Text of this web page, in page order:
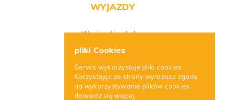
WYJAZDY
Wycieczki szkolne
Wycieczki firmowe
Wycieczki dla singli
Wycieczki dla seniorów
pliki Cookies
Serwis wykorzystuje pliki cookies.
Korzystając ze strony wyrażasz zgodę
na wykorzystywanie plików cookies.
dowiedz się więcej.